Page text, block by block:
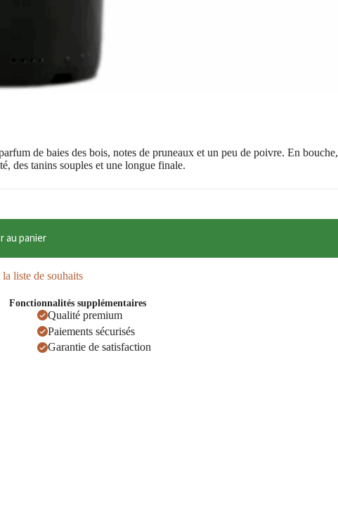
de baies des bois, notes de pruneaux et un peu de poivre. En
des tanins souples et une longue finale.
au panier
liste de souhaits
Fonctionnalités supplémentaires
Qualité premium
Paiements sécurisés
Garantie de satisfaction